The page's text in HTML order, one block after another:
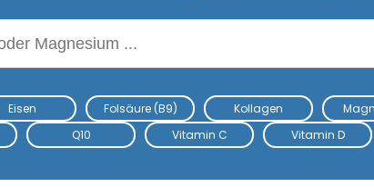
Eisen Folsäure (B9) Kollagen
Q10 Vitamin C Vitamin D